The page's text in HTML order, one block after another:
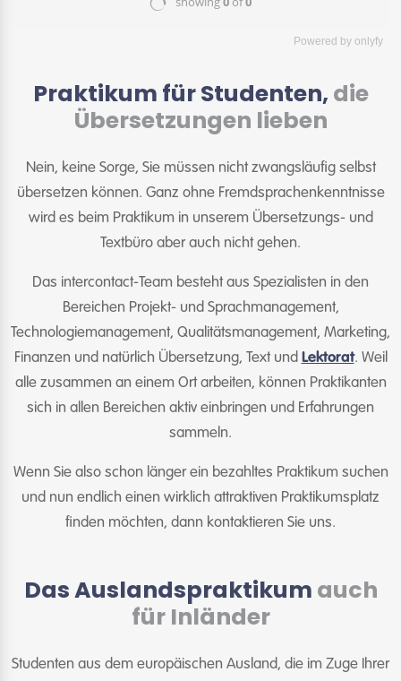
Powered by onlyfy
Praktikum für Studenten, die
Übersetzungen lieben
Nein, keine Sorge, Sie müssen nicht zwangsläufig selbst
übersetzen können. Ganz ohne Fremdsprachenkenntnisse
wird es beim Praktikum in unserem Übersetzungs- und
Textbüro aber auch nicht gehen.
Das intercontact-Team besteht aus Spezialisten in den
Bereichen Projekt- und Sprachmanagement,
Technologiemanagement, Qualitätsmanagement, Marketing,
Finanzen und natürlich Übersetzung, Text und Lektorat. Weil
alle zusammen an einem Ort arbeiten, können Praktikanten
sich in allen Bereichen aktiv einbringen und Erfahrungen
sammeln.
Wenn Sie also schon länger ein bezahltes Praktikum suchen
und nun endlich einen wirklich attraktiven Praktikumsplatz
finden möchten, dann kontaktieren Sie uns.
Das Auslandspraktikum auch
für Inländer
Studenten aus dem europäischen Ausland, die im Zuge Ihrer